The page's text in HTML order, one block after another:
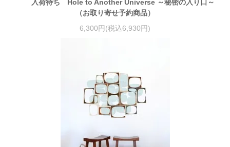
入荷待ち Hole to Another Universe ～秘密の入り口～
（お取り寄せ予約商品）
6,300円(税込6,930円)